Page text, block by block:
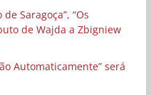
Saragoça”, “Os
de Wajda a Zbigniew
Automaticamente” será